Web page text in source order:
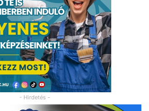
- Hirdetés -